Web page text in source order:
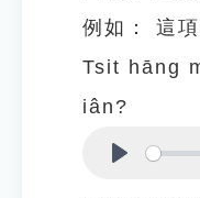
例如：
這
Tsit hāng
iân?